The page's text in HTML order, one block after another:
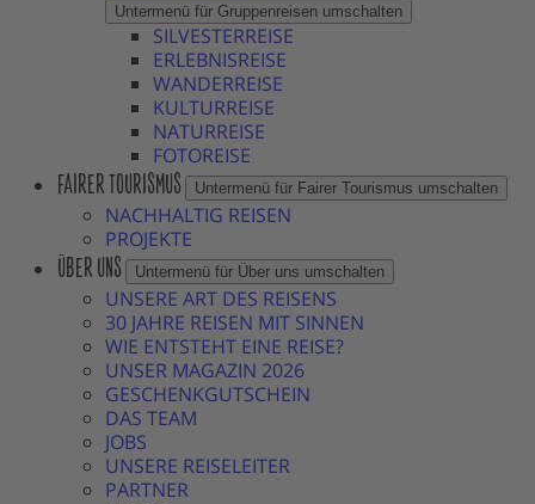
Untermenü für Gruppenreisen umschalten
SILVESTERREISE
ERLEBNISREISE
WANDERREISE
KULTURREISE
NATURREISE
FOTOREISE
FAIRER TOURISMUS Untermenü für Fairer Tourismus umschalten
NACHHALTIG REISEN
PROJEKTE
ÜBER UNS Untermenü für Über uns umschalten
UNSERE ART DES REISENS
30 JAHRE REISEN MIT SINNEN
WIE ENTSTEHT EINE REISE?
UNSER MAGAZIN 2026
GESCHENKGUTSCHEIN
DAS TEAM
JOBS
UNSERE REISELEITER
PARTNER